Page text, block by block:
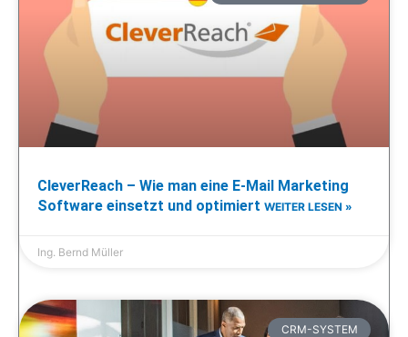
CleverReach – Wie man eine E-Mail Marketing
Software einsetzt und optimiert WEITER LESEN »
Ing. Bernd Müller
CRM-SYSTEM